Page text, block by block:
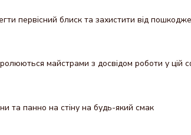
первісний блиск та захистити від
майстрами з досвідом роботи у цій
та панно на стіну на будь-який смак